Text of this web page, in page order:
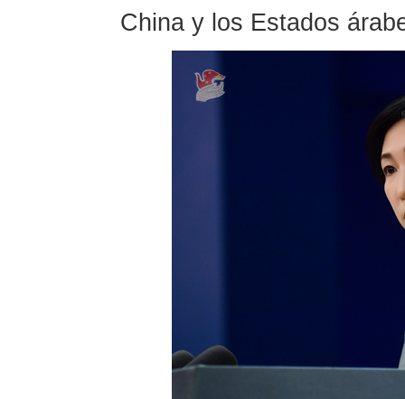
China y los Estados